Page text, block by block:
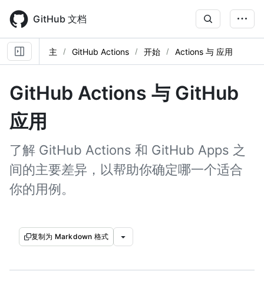
main
content
GitHub 文档
主 GitHub Actions 开始 Actions 与 应用
GitHub Actions 与 GitHub
应用
了解 GitHub Actions 和 GitHub Apps 之
间的主要差异，以帮助你确定哪一个适合
你的用例。
复制为 Markdown 格式